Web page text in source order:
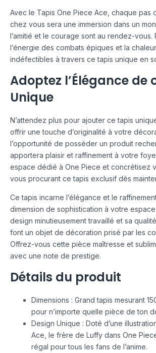
Avec le Tapis One Piece Ace, chaque pas
chez vous sera une immersion dans un
l’amitié et le courage sont au rendez-vous.
l’énergie des combats épiques et la
indéfectibles à travers ce tapis unique en
Adoptez l’Élégance de
Unique
N’attendez plus pour ajouter ce tapis
offrir une touche d’originalité à votre
l’opportunité de posséder un produit
apportera plaisir et raffinement à votre
espace dédié à One Piece et concrétisez
vous procurant ce tapis exclusif dès
Ce tapis incarne l’élégance et le
dimension de sophistication à votre
design minutieusement travaillé et sa
font un objet de décoration prisé par les
Offrez-vous cette pièce maîtresse et
avec une note de prestige.
Détails du produit
Dimensions : Grand tapis mesurant
pour n’importe quelle pièce de ton
Design Unique : Doté d’une
Ace, le frère de Luffy dans One
régal pour tous les fans de l’anime.